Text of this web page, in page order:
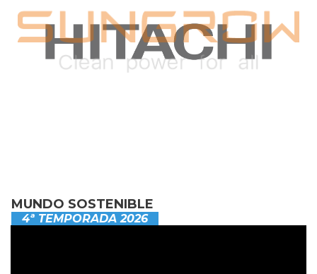
MUNDO SOSTENIBLE
4ª TEMPORADA 2026